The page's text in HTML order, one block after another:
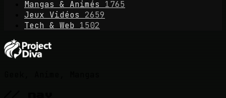
Mangas & Animés
1765
Jeux Vidéos
2659
Tech & Web 1502